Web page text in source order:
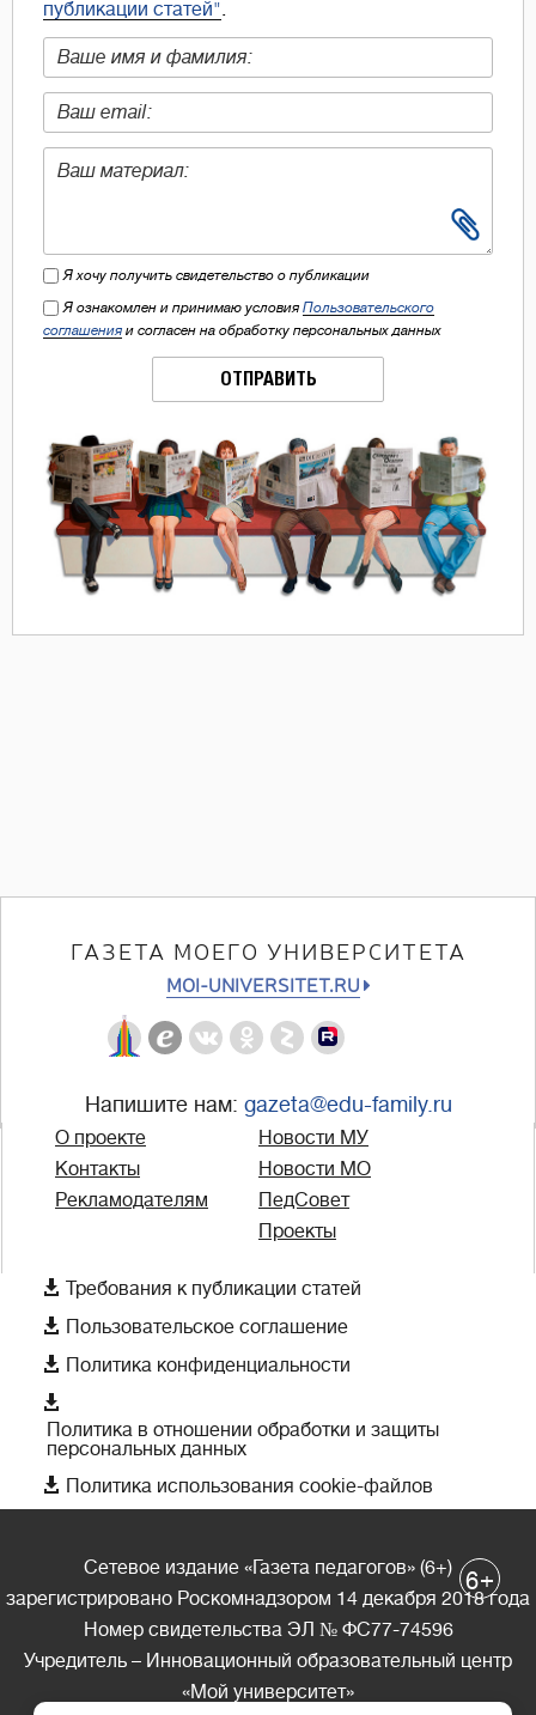
публикации статей".
Я хочу получить свидетельство о публикации
Я ознакомлен и принимаю условия Пользовательского
соглашения и согласен на обработку персональных данных
ОТПРАВИТЬ
ГАЗЕТА МОЕГО УНИВЕРСИТЕТА
MOI-UNIVERSITET.RU
Напишите нам: gazeta@edu-family.ru
О проекте
Контакты
Рекламодателям
Новости МУ
Новости МО
ПедСовет
Проекты
 Требования к публикации статей
 Пользовательское соглашение
 Политика конфиденциальности

Политика в отношении обработки и защиты
персональных данных
 Политика использования cookie-файлов
Сетевое издание «Газета педагогов» (6+)
зарегистрировано Роскомнадзором 14 декабря 2018 года
Номер свидетельства ЭЛ № ФС77-74596
Учредитель – Инновационный образовательный центр
«Мой университет»
6+